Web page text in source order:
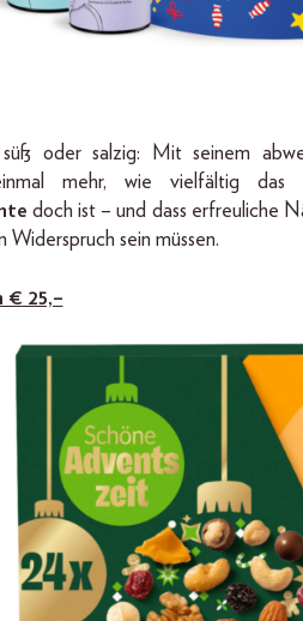
oder salzig: Mit seinem
mehr, wie vielfältig das
doch ist – und dass erfreuliche
Widerspruch sein müssen.
€ 25,–